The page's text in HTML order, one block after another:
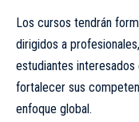
Los cursos tendrán
dirigidos a
estudiantes
fortalecer sus
enfoque global.